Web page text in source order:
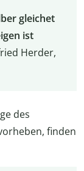
gleichet
ist
Herder,
des
finden